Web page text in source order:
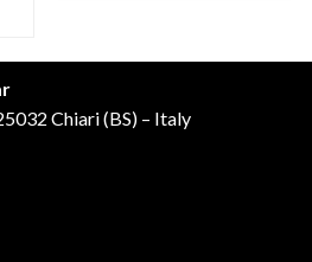
Chiari (BS) – Italy